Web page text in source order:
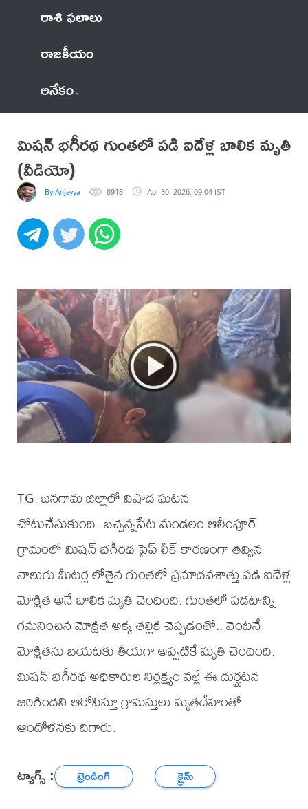
రాశి ఫలాలు
రాజకీయం
అనేకం
మిషన్ భగీరథ గుంతలో పడి ఐదేళ్ల బాలిక మృతి
(వీడియో)
By Anjayya 8918 Apr 30, 2026, 09:04 IST
TG: జనగామ జిల్లాలో విషాద ఘటన
చోటుచేసుకుంది. బచ్చన్నపేట మండలం ఆలీంపూర్
గ్రామంలో మిషన్ భగీరథ పైప్ లీక్ కారణంగా తవ్విన
నాలుగు మీటర్ల లోతైన గుంతలో ప్రమాదవశాత్తు పడి ఐదేళ్ల
మోక్షిత అనే బాలిక మృతి చెందింది. గుంతలో పడటాన్ని
గమనించిన మోక్షిత అక్క తల్లికి చెప్పడంతో.. వెంటనే
మోక్షితను బయటకు తీయగా అప్పటికే మృతి చెందింది.
మిషన్ భగీరథ అధికారుల నిర్లక్ష్యం వల్లే ఈ దుర్ఘటన
జరిగిందని ఆరోపిస్తూ గ్రామస్తులు మృతదేహంతో
ఆందోళనకు దిగారు.
ట్యాగ్స్ : ట్రెండింగ్ క్రైమ్